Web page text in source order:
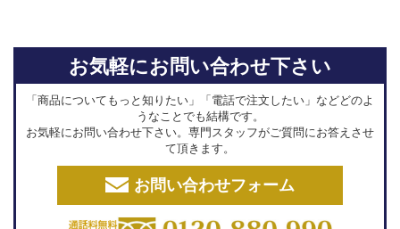
お気軽にお問い合わせ下さい
「商品についてもっと知りたい」「電話で注文したい」などどのよ
うなことでも結構です。
お気軽にお問い合わせ下さい。専門スタッフがご質問にお答えさせ
て頂きます。
お問い合わせフォーム